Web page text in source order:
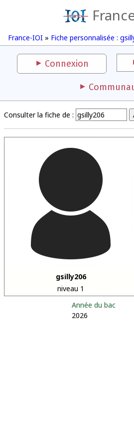
France-IOI » Fiche personnalisée :
Connexion
Consulter la fiche de :
gsilly206
niveau 1
Année du bac
2026